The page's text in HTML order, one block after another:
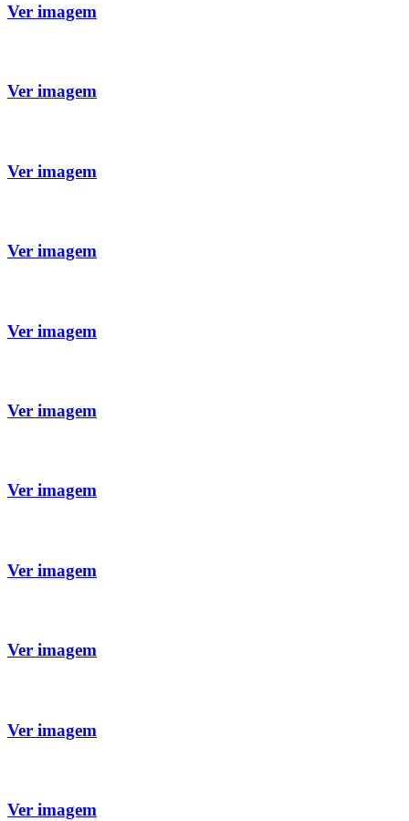
Ver imagem
Ver imagem
Ver imagem
Ver imagem
Ver imagem
Ver imagem
Ver imagem
Ver imagem
Ver imagem
Ver imagem
Ver imagem